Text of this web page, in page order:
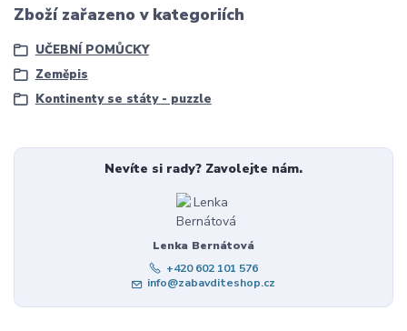
Zboží zařazeno v kategoriích
UČEBNÍ POMŮCKY
Zeměpis
Kontinenty se státy - puzzle
Nevíte si rady? Zavolejte nám.
Lenka Bernátová
+420 602 101 576
info@zabavditeshop.cz